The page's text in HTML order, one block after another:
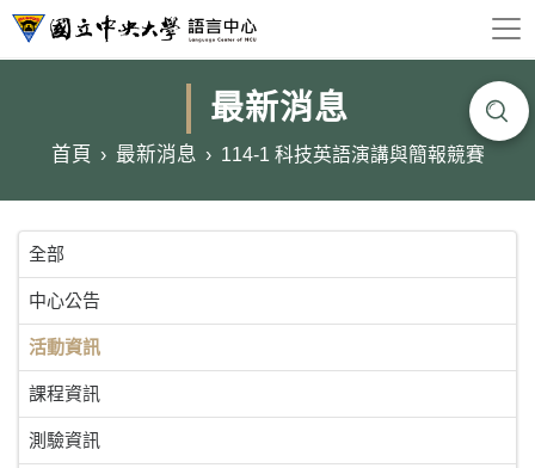
最新消息
首頁 最新消息 114-1 科技英語演講與簡報競賽
全部
中心公告
活動資訊
課程資訊
測驗資訊